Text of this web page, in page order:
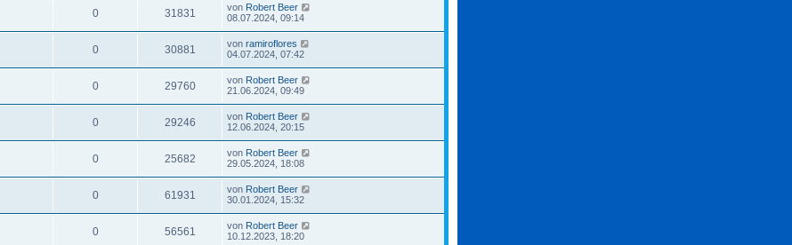
0 31831 von Robert Beer
08.07.2024, 09:14
0 30881 von ramiroflores
04.07.2024, 07:42
0 29760 von Robert Beer
21.06.2024, 09:49
0 29246 von Robert Beer
12.06.2024, 20:15
0 25682 von Robert Beer
29.05.2024, 18:08
0 61931 von Robert Beer
30.01.2024, 15:32
0 56561 von Robert Beer
10.12.2023, 18:20